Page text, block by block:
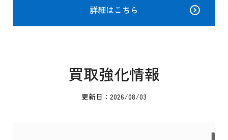
詳細はこちら
買取強化情報
更新日：2026/08/03